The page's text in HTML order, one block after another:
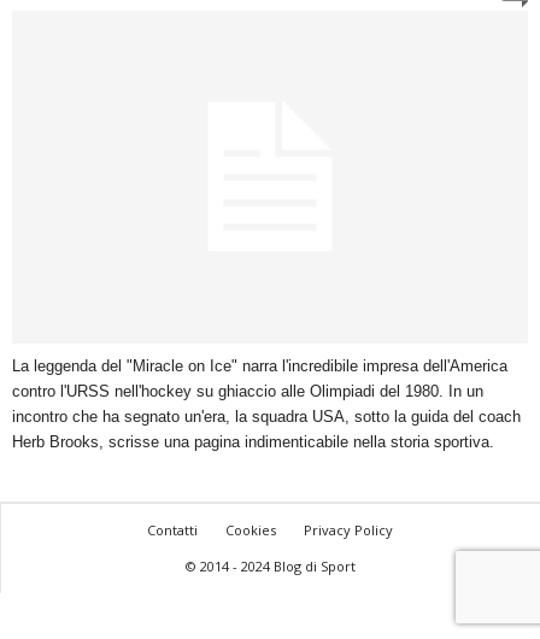
La leggenda del "Miracle on Ice" narra l'incredibile impresa dell'America
contro l'URSS nell'hockey su ghiaccio alle Olimpiadi del 1980. In un
incontro che ha segnato un'era, la squadra USA, sotto la guida del coach
Herb Brooks, scrisse una pagina indimenticabile nella storia sportiva.
Contatti Cookies
Privacy Policy
© 2014 - 2024 Blog di Sport